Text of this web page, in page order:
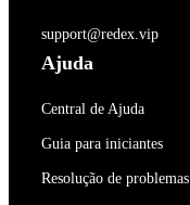
support@redex.vip
Ajuda
Central de Ajuda
Guia para iniciantes
Resolução de problemas